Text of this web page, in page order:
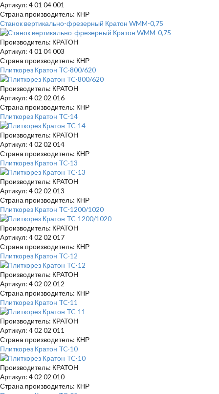
Артикул: 4 01 04 001
Страна производитель: КНР
Станок вертикально-фрезерный Кратон WMM-0,75
Производитель: КРАТОН
Артикул: 4 01 04 003
Страна производитель: КНР
Плиткорез Кратон TC-800/620
Производитель: КРАТОН
Артикул: 4 02 02 016
Страна производитель: КНР
Плиткорез Кратон TC-14
Производитель: КРАТОН
Артикул: 4 02 02 014
Страна производитель: КНР
Плиткорез Кратон TC-13
Производитель: КРАТОН
Артикул: 4 02 02 013
Страна производитель: КНР
Плиткорез Кратон TC-1200/1020
Производитель: КРАТОН
Артикул: 4 02 02 017
Страна производитель: КНР
Плиткорез Кратон TC-12
Производитель: КРАТОН
Артикул: 4 02 02 012
Страна производитель: КНР
Плиткорез Кратон TC-11
Производитель: КРАТОН
Артикул: 4 02 02 011
Страна производитель: КНР
Плиткорез Кратон TC-10
Производитель: КРАТОН
Артикул: 4 02 02 010
Страна производитель: КНР